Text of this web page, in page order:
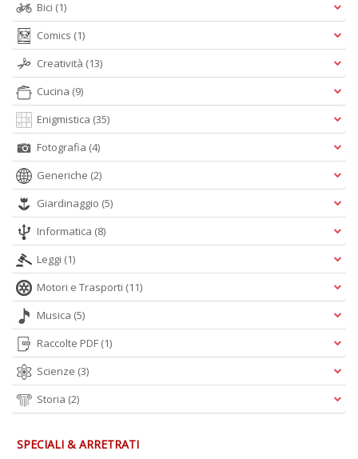
Bici (1)
Comics (1)
Creatività (13)
Cucina (9)
Enigmistica (35)
Fotografia (4)
Generiche (2)
Giardinaggio (5)
Informatica (8)
Leggi (1)
Motori e Trasporti (11)
Musica (5)
Raccolte PDF (1)
Scienze (3)
Storia (2)
SPECIALI & ARRETRATI